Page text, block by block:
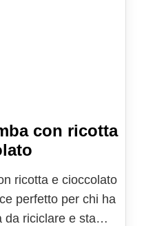
con ricotta
ricotta e cioccolato
perfetto per chi ha
da riciclare e sta